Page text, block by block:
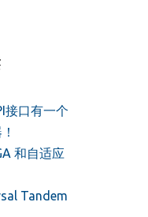
接口有一个
和自适应
Tandem